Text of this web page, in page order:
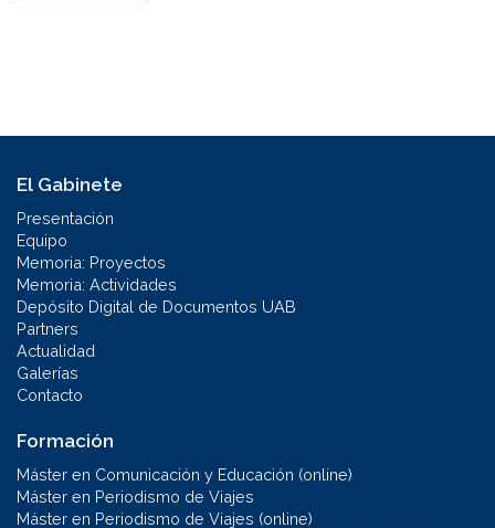
El Gabinete
Presentación
Equipo
Memoria: Proyectos
Memoria: Actividades
Depósito Digital de Documentos UAB
Partners
Actualidad
Galerías
Contacto
Formación
Máster en Comunicación y Educación (online)
Máster en Periodismo de Viajes
Máster en Periodismo de Viajes (online)